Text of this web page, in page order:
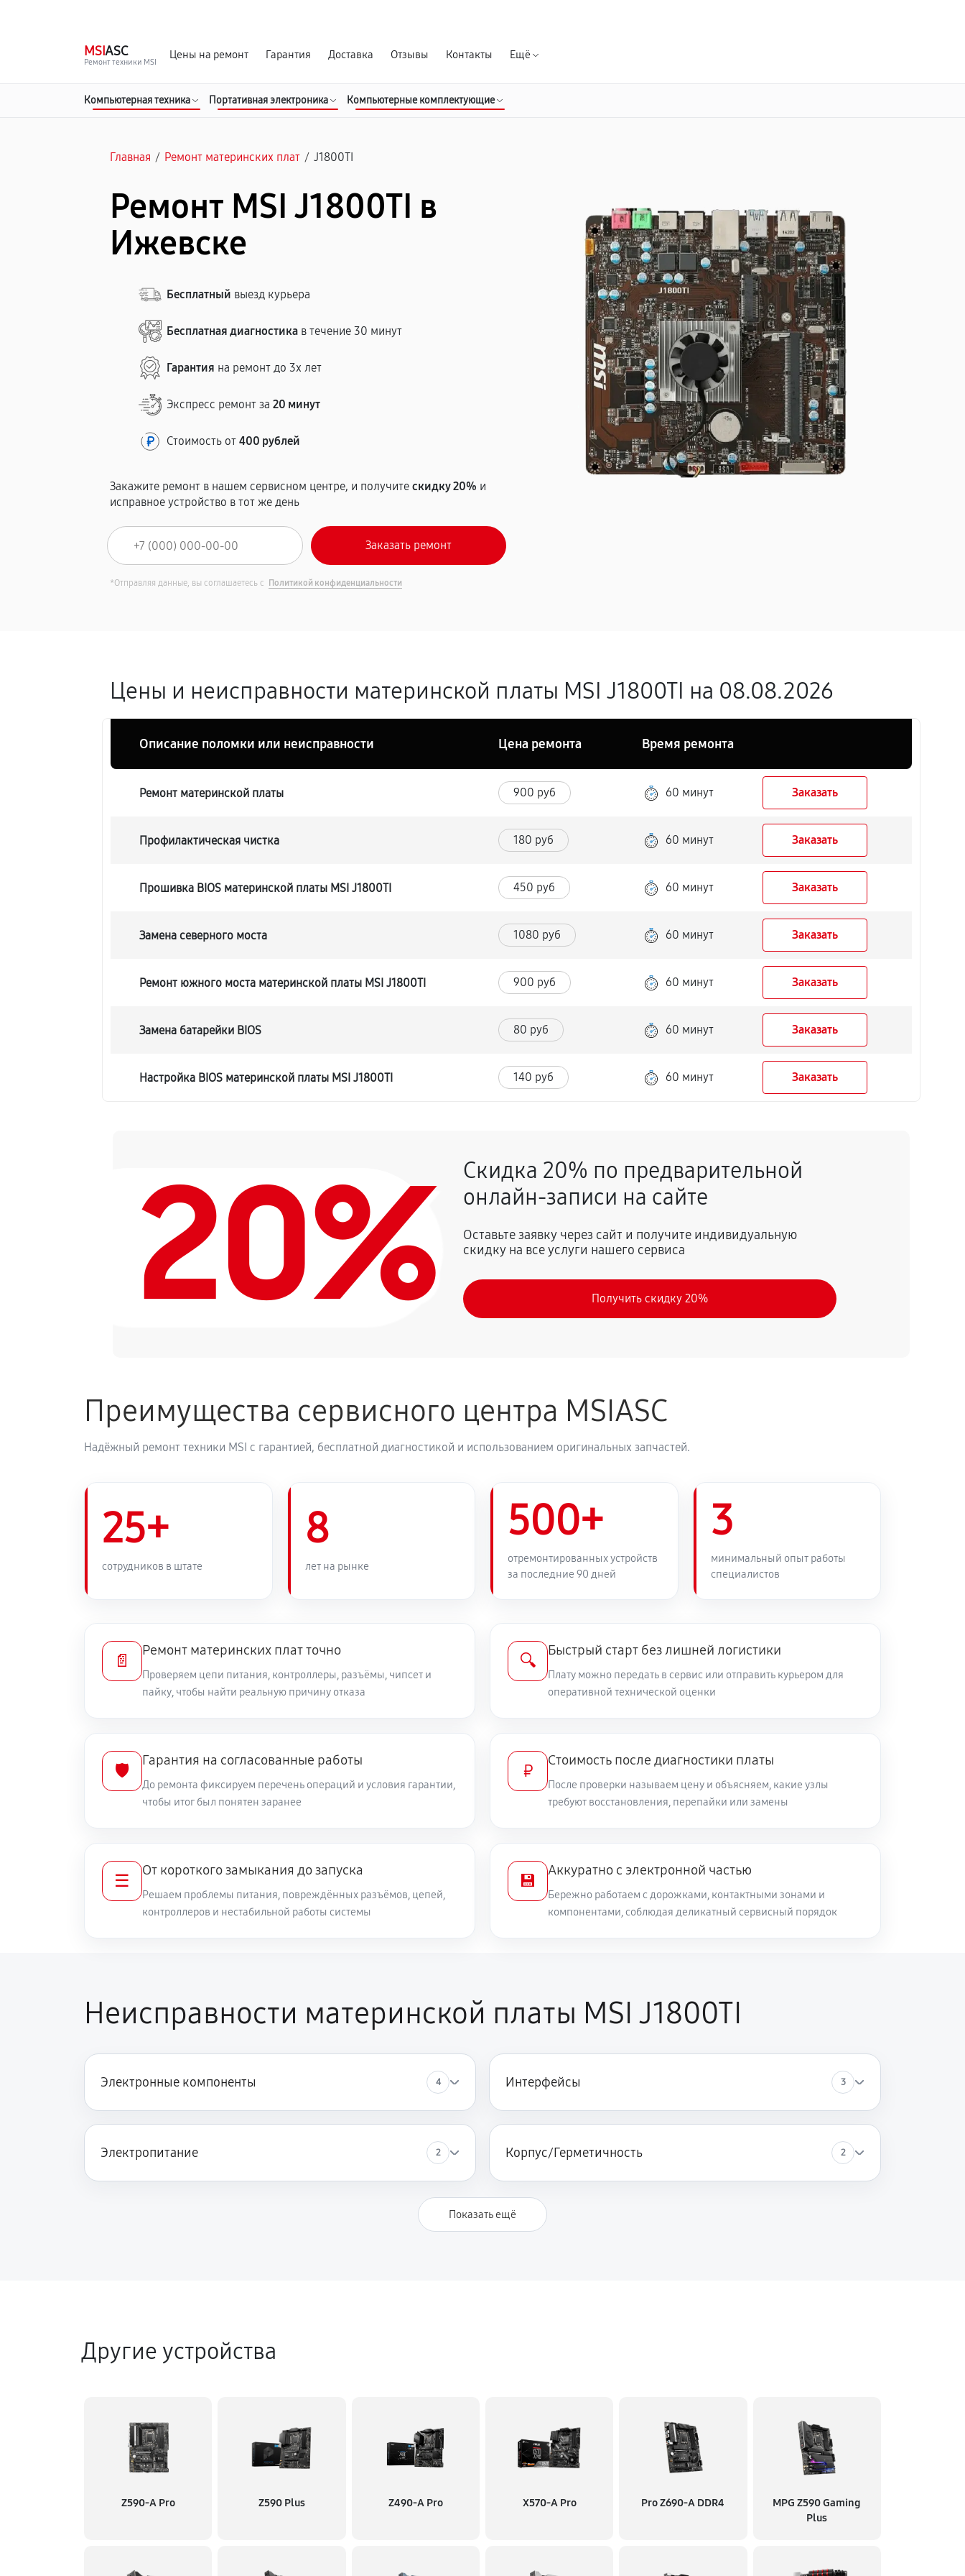
MSIASC
Ремонт техники MSI
Цены на ремонт Гарантия Доставка Отзывы Контакты Ещё
Компьютерная техника Портативная электроника Компьютерные комплектующие
Главная / Ремонт материнских плат / J1800TI
Ремонт MSI J1800TI в
Ижевске
Бесплатный выезд курьера
Бесплатная диагностика в течение 30 минут
Гарантия на ремонт до 3х лет
Экспресс ремонт за20 минут
Стоимость от400 рублей
Закажите ремонт в нашем сервисном центре, и получитескидку 20% и
исправное устройство в тот же день
*Отправляя данные, вы соглашаетесь с Политикой конфиденциальности
Цены и неисправности материнской платы MSI J1800TI на 08.08.2026
Описание поломки или неисправности Цена ремонта Время ремонта
Ремонт материнской платы 900 руб 60 минут Заказать
Профилактическая чистка 180 руб 60 минут Заказать
Прошивка BIOS материнской платы MSI J1800TI 450 руб 60 минут Заказать
Замена северного моста 1080 руб 60 минут Заказать
Ремонт южного моста материнской платы MSI J1800TI 900 руб 60 минут Заказать
Замена батарейки BIOS 80 руб 60 минут Заказать
Настройка BIOS материнской платы MSI J1800TI 140 руб 60 минут Заказать
20%
Скидка 20% по предварительной
онлайн-записи на сайте
Оставьте заявку через сайт и получите индивидуальную
скидку на все услуги нашего сервиса
Получить скидку 20%
Преимущества сервисного центра MSIASC
Надёжный ремонт техники MSI с гарантией, бесплатной диагностикой и использованием оригинальных запчастей.
25+
сотрудников в штате
8
лет на рынке
500+
отремонтированных устройств
за последние 90 дней
3
минимальный опыт работы
специалистов
📄
Ремонт материнских плат точно
Проверяем цепи питания, контроллеры, разъёмы, чипсет и
пайку, чтобы найти реальную причину отказа
🔍
Быстрый старт без лишней логистики
Плату можно передать в сервис или отправить курьером для
оперативной технической оценки
🛡️
Гарантия на согласованные работы
До ремонта фиксируем перечень операций и условия гарантии,
чтобы итог был понятен заранее
₽
Стоимость после диагностики платы
После проверки называем цену и объясняем, какие узлы
требуют восстановления, перепайки или замены
☰
От короткого замыкания до запуска
Решаем проблемы питания, повреждённых разъёмов, цепей,
контроллеров и нестабильной работы системы
💾
Аккуратно с электронной частью
Бережно работаем с дорожками, контактными зонами и
компонентами, соблюдая деликатный сервисный порядок
Неисправности материнской платы MSI J1800TI
Электронные компоненты 4 Интерфейсы 3
Электропитание 2 Корпус/Герметичность 2
Показать ещё
Другие устройства
Z590-A Pro Z590 Plus Z490-A Pro X570-A Pro Pro Z690-A DDR4
MPG Z590 Gaming
Plus